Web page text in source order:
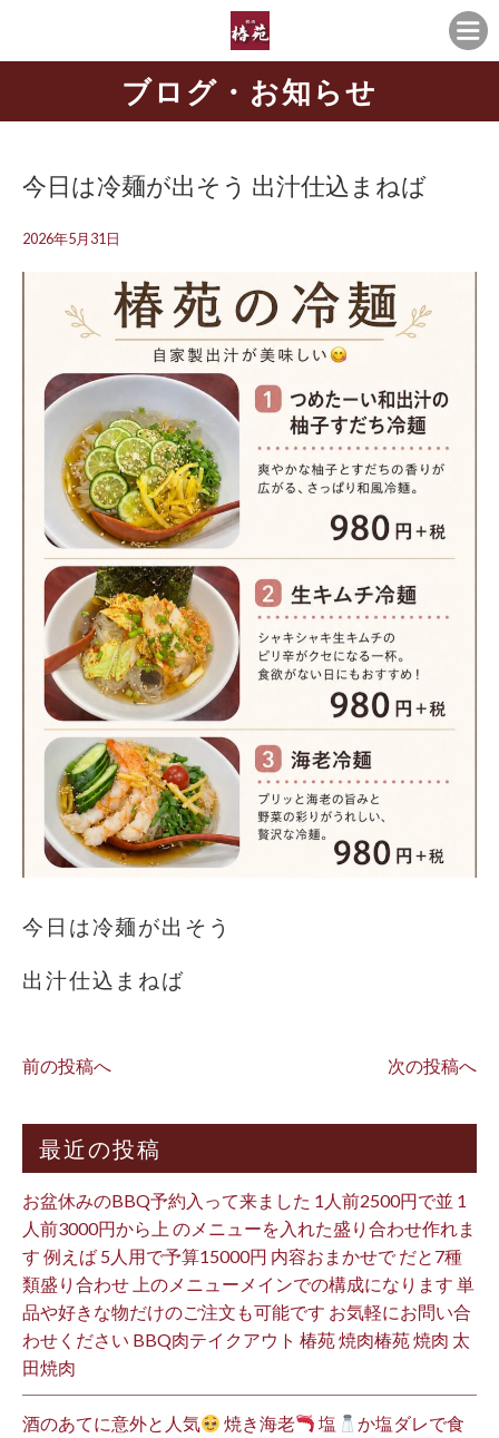
ブログ・お知らせ
今日は冷麺が出そう 出汁仕込まねば
2026年5月31日
今日は冷麺が出そう
出汁仕込まねば
前の投稿へ 次の投稿へ
最近の投稿
お盆休みのBBQ予約入って来ました 1人前2500円で並 1
人前3000円から上 のメニューを入れた盛り合わせ作れま
す 例えば 5人用で予算15000円 内容おまかせで だと7種
類盛り合わせ 上のメニューメインでの構成になります 単
品や好きな物だけのご注文も可能です お気軽にお問い合
わせください BBQ肉テイクアウト 椿苑 焼肉椿苑 焼肉 太
田焼肉
酒のあてに意外と人気 焼き海老 塩
か塩ダレで食